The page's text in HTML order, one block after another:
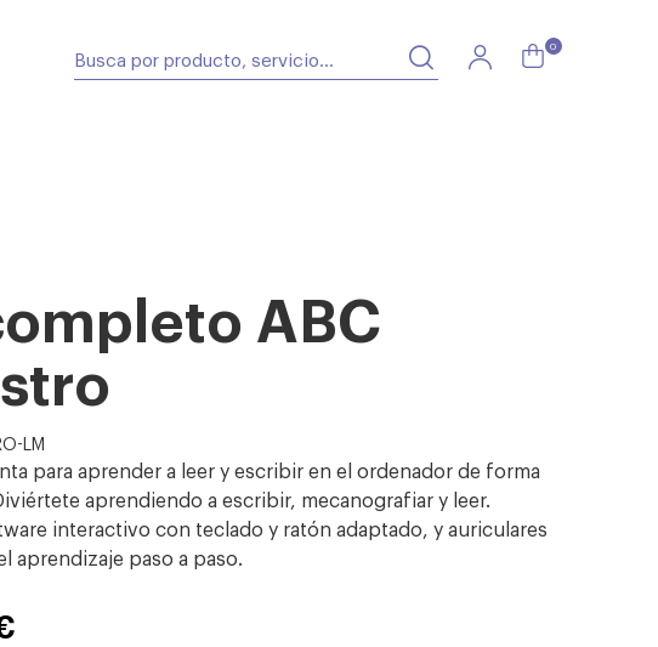
0
ABC
LM
para aprender a leer y escribir en el ordenador de forma
aprendiendo a escribir, mecanografiar y leer.
interactivo con teclado y ratón adaptado, y auriculares
aprendizaje paso a paso.